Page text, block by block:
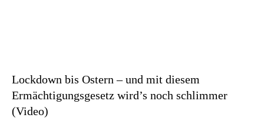
Lockdown bis Ostern – und mit diesem
Ermächtigungsgesetz wird’s noch schlimmer
(Video)